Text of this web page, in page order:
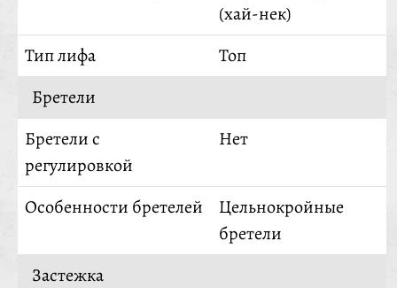
(хай-нек)
Тип лифа
Топ
Бретели
Бретели с
регулировкой
Нет
Особенности бретелей
Цельнокройные
бретели
Застежка